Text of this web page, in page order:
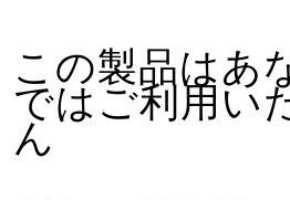
この製品はあ
ではご利用い
ん